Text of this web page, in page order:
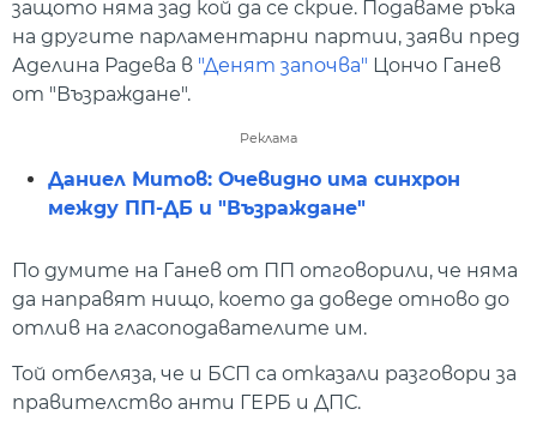
защото няма зад кой да се скрие. Подаваме ръка
на другите парламентарни партии, заяви пред
Аделина Радева в "Денят започва" Цончо Ганев
от "Възраждане".
Реклама
Даниел Митов: Очевидно има синхрон
между ПП-ДБ и "Възраждане"
По думите на Ганев от ПП отговорили, че няма
да направят нищо, което да доведе отново до
отлив на гласоподавателите им.
Той отбеляза, че и БСП са отказали разговори за
правителство анти ГЕРБ и ДПС.